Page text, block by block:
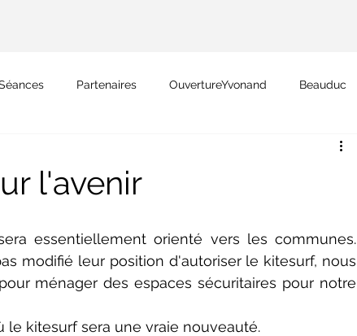
Partenaires OuvertureYvonand Beauduc
l'avenir
essentiellement orienté vers les communes.
modifié leur position d'autoriser le kitesurf, nous
ménager des espaces sécuritaires pour notre
le kitesurf sera une vraie nouveauté.